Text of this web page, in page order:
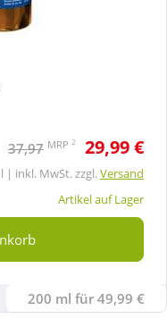
37,97 MRP 2 29,99 €
| inkl. MwSt. zzgl.Versand
Artikel auf Lager
200 ml für 49,99 €